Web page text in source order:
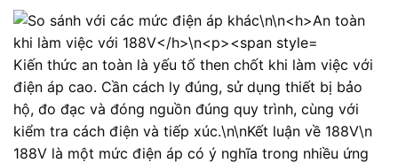
Kiến thức an toàn là yếu tố then chốt khi làm việc với
điện áp cao. Cần cách ly đúng, sử dụng thiết bị bảo
hộ, đo đạc và đóng nguồn đúng quy trình, cùng với
kiểm tra cách điện và tiếp xúc.\n\nKết luận về 188V\n
188V là một mức điện áp có ý nghĩa trong nhiều ứng